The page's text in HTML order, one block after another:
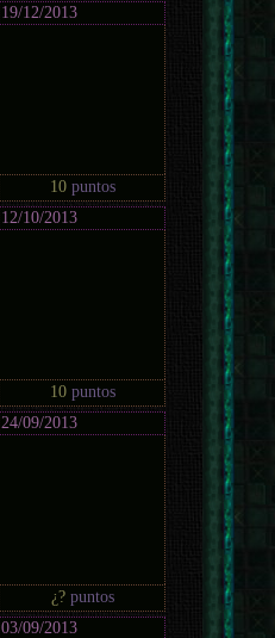
19/12/2013
10puntos
12/10/2013
10puntos
24/09/2013
¿?puntos
03/09/2013